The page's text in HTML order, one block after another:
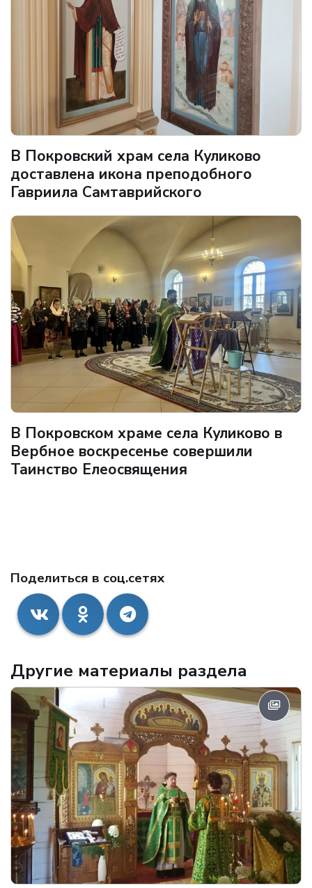
В Покровский храм села Куликово
доставлена икона преподобного
Гавриила Самтаврийского
В Покровском храме села Куликово в
Вербное воскресенье совершили
Таинство Елеосвящения
Поделиться в соц.сетях
Другие материалы раздела